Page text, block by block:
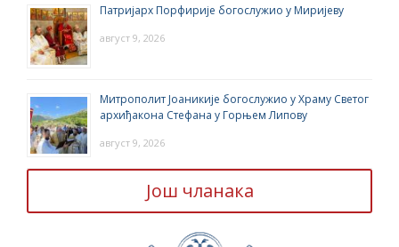
Патријарх Порфирије богослужио у Миријеву
август 9, 2026
Митрополит Јоаникије богослужио у Храму Светог
архиђакона Стефана у Горњем Липову
август 9, 2026
Још чланака